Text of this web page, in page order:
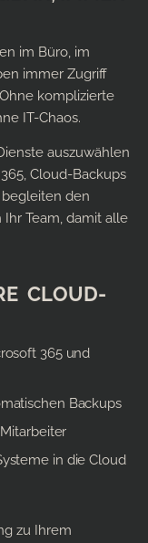
im Büro, im
immer Zugriff
komplizierte
IT-Chaos.
auszuwählen
Cloud-Backups
den
Team, damit alle
CLOUD-
365 und
Backups
in die Cloud
zu Ihrem